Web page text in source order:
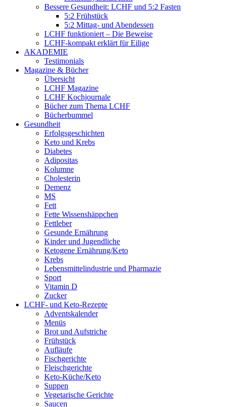
Bessere Gesundheit: LCHF und 5:2 Fasten
5:2 Frühstück
5:2 Mittag- und Abendessen
LCHF funktioniert – Die Beweise
LCHF-kompakt erklärt für Eilige
AKADEMIE
Testimonials
Magazine & Bücher
Übersicht
LCHF Magazine
LCHF Kochjournale
Bücher zum Thema LCHF
Bücherbummel
Gesundheit
Erfolgsgeschichten
Keto und Krebs
Diabetes
Adipositas
Kolumne
Cholesterin
Demenz
MS
Fett
Fette Wissenshäppchen
Fettleber
Gesunde Ernährung
Kinder und Jugendliche
Ketogene Ernährung/Keto
Krebs
Lebensmittelindustrie und Pharmazie
Sport
Vitamin D
Zucker
LCHF- und Keto-Rezepte
Adventskalender
Menüs
Brot und Aufstriche
Frühstück
Aufläufe
Fischgerichte
Fleischgerichte
Keto-Küche/Keto
Suppen
Vegetarische Gerichte
Saucen